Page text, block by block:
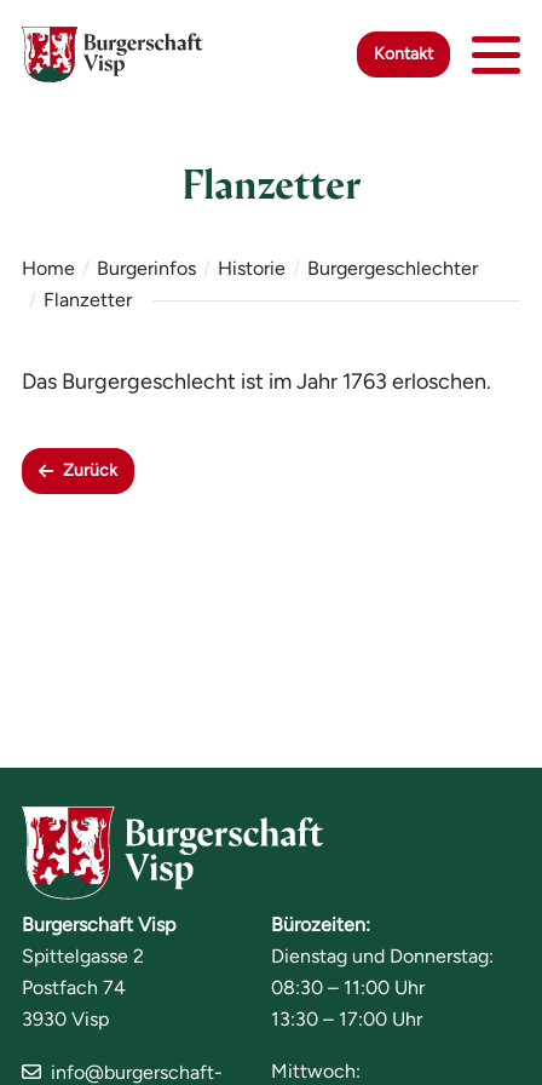
Kontakt
Home Burgerinfos Historie
Burgergeschlechter
Flanzetter
Flanzetter
Das Burgergeschlecht ist im Jahr 1763 erloschen.
Zurück
Burgerschaft Visp
Spittelgasse 2
Postfach 74
3930 Visp
info@burgerschaft-
Bürozeiten:
Dienstag und Donnerstag:
08:30 – 11:00 Uhr
13:30 – 17:00 Uhr
Mittwoch: